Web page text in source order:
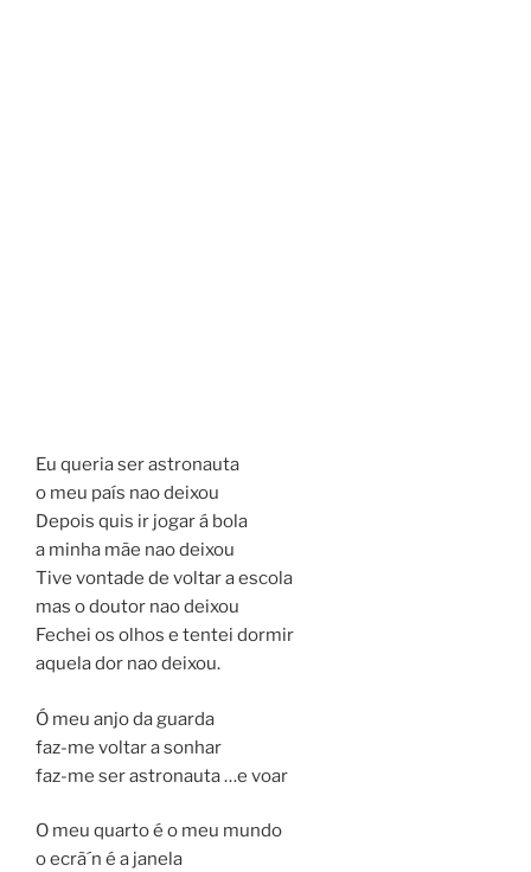
Eu queria ser astronauta
o meu país nao deixou
Depois quis ir jogar á bola
a minha mãe nao deixou
Tive vontade de voltar a escola
mas o doutor nao deixou
Fechei os olhos e tentei dormir
aquela dor nao deixou.
Ó meu anjo da guarda
faz-me voltar a sonhar
faz-me ser astronauta …e voar
O meu quarto é o meu mundo
o ecrã´n é a janela